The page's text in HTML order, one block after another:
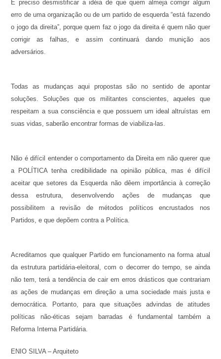
É preciso desmistificar a idéia de que quem almeja corrigir algum
erro de uma organização ou de um partido de esquerda “está fazendo
o jogo da direita”, porque quem faz o jogo da direita é quem não quer
corrigir as falhas, e assim continuará dando munição aos
adversários.
Todas as mudanças aqui propostas são no sentido de apontar
soluções. Soluções que os militantes conscientes, aqueles que
respeitam a sua consciência e que possuem um ideal altruístas em
suas vidas, saberão encontrar formas de viabiliza-las.
Não é difícil entender o comportamento da Direita em não querer que
a POLÍTICA tenha credibilidade na opinião pública, mas é difícil
aceitar que setores da Esquerda não dêem importância à correção
dessa estrutura, desenvolvendo ações de mudanças que
possibilitem a revisão de métodos políticos encrustados nos
Partidos, e que depõem contra a Política.
Acreditamos que qualquer Partido em funcionamento na forma atual
da estrutura partidária-eleitoral, com o decorrer do tempo, se ainda
não tem, terá a tendência de cair em erros drásticos que contrariam
as ações de mudanças em direção a uma sociedade mais justa e
democrática. Portanto, para que situações advindas de atitudes
políticas não-éticas sejam barradas é fundamental também a
Reforma Interna Partidária.
ENIO SILVA – Arquiteto